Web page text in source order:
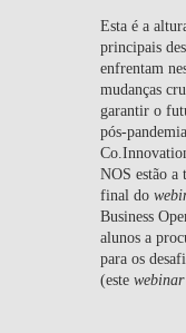
Esta é a
principais
enfrentam
mudanças
garantir o
pós-
NOS estão a
final do
Business
alunos a
para os
(este